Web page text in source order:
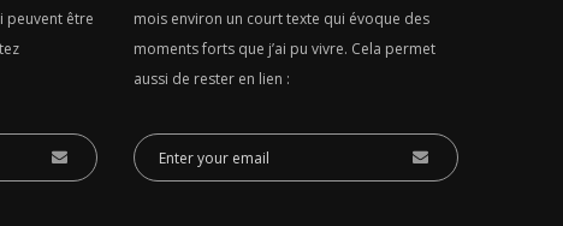
peuvent être
mois environ un court texte qui évoque des
moments forts que j’ai pu vivre. Cela permet
aussi de rester en lien :